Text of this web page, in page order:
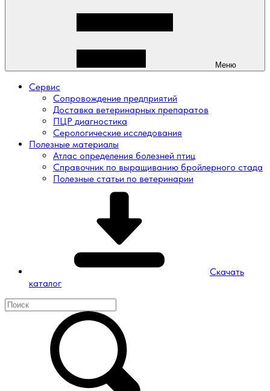
Меню
Сервис
Сопровождение предприятий
Доставка ветеринарных препаратов
ПЦР диагностика
Серологические исследования
Полезные материалы
Атлас определения болезней птиц
Справочник по выращиванию бройлерного стада
Полезные статьи по ветеринарии
Скачать
каталог